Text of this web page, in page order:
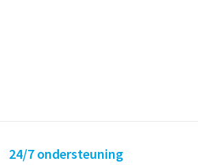
24/7 ondersteuning